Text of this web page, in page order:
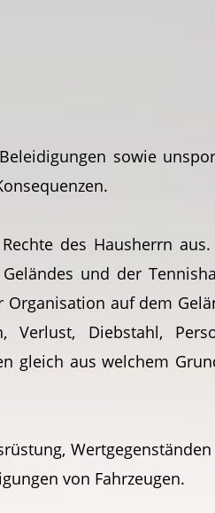
sowie
des Hausherrn
und der
auf dem
Diebstahl,
gleich aus welchem
von Fahrzeugen.